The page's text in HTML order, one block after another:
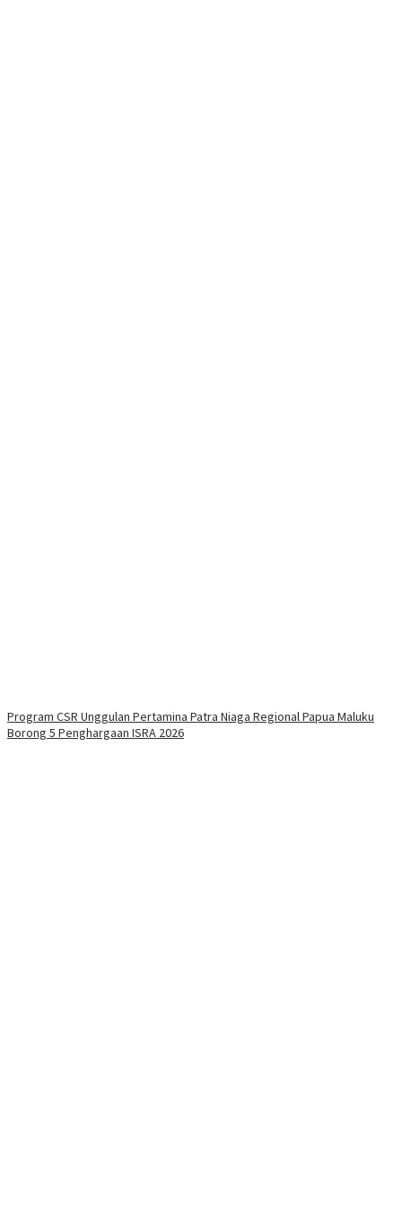
Program CSR Unggulan Pertamina Patra Niaga Regional Papua Maluku
Borong 5 Penghargaan ISRA 2026